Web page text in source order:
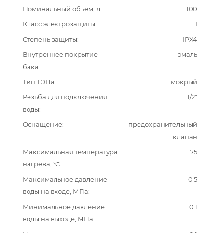
Номинальный объем, л
100
Класс электрозащиты
I
Степень защиты
IPX4
Внутреннее покрытие
бака
эмаль
Тип ТЭНа
мокрый
Резьба для подключения
воды
1/2"
Оснащение
предохранительный
клапан
Максимальная температура
нагрева, °C
75
Максимальное давление
воды на входе, МПа
0.5
Минимальное давление
воды на выходе, МПа
0.1